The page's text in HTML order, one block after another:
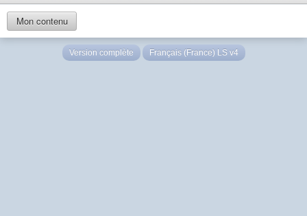
Mon contenu
Version complète Français (France) LS v4